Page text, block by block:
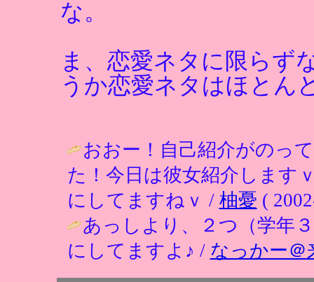
な。
ま、恋愛ネタに限らず
うか恋愛ネタはほとん
おおー！自己紹介がのっ
た！今日は彼女紹介します
にしてますねｖ / 柚憂 (
あっしより、２つ（学年
にしてますよ♪ / なっかー＠